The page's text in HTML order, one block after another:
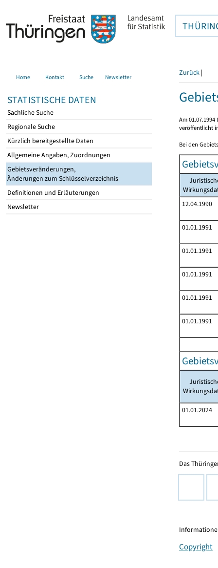
Home Kontakt Suche Newsletter
STATISTISCHE DATEN
Sachliche Suche
Regionale Suche
Kürzlich bereitgestellte Daten
Allgemeine Angaben, Zuordnungen
Gebietsveränderungen,
Änderungen zum Schlüsselverzeichnis
Definitionen und Erläuterungen
Newsletter
Zurück |
Am
veröffentlicht
Bei den
12.04.1990
01.01.1991
01.01.1991
01.01.1991
01.01.1991
01.01.1991
01.01.2024
Das
Copyright